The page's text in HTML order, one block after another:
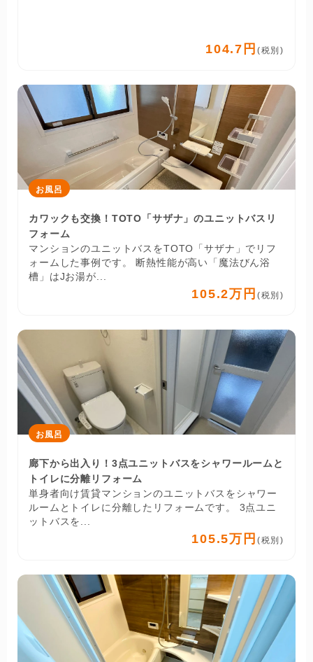
104.7円 (税別)
お風呂
カワックも交換！TOTO「サザナ」のユニットバスリ
フォーム
マンションのユニットバスをTOTO「サザナ」でリフ
ォームした事例です。 断熱性能が高い「魔法びん浴
槽」はJお湯が...
105.2万円 (税別)
お風呂
廊下から出入り！3点ユニットバスをシャワールームと
トイレに分離リフォーム
単身者向け賃貸マンションのユニットバスをシャワー
ルームとトイレに分離したリフォームです。 3点ユニ
ットバスを...
105.5万円 (税別)